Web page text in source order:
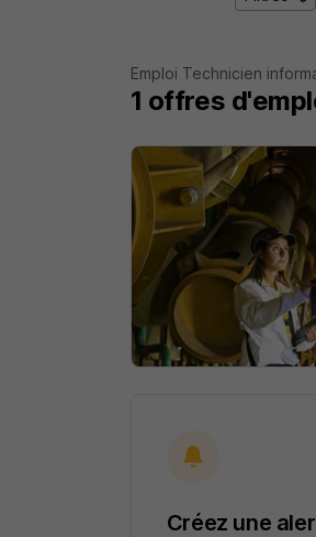
Emploi Technicien
1 offres
Créez une